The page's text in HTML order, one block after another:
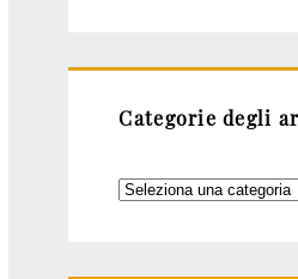
Categorie degli
Categorie